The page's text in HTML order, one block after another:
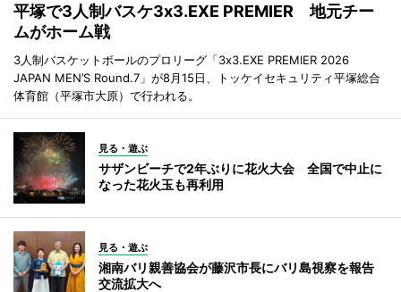
平塚で3人制バスケ3x3.EXE PREMIER 地元チー
ムがホーム戦
3人制バスケットボールのプロリーグ「3x3.EXE PREMIER 2026
JAPAN MEN’S Round.7」が8月15日、トッケイセキュリティ平塚総合
体育館（平塚市大原）で行われる。
見る・遊ぶ
サザンビーチで2年ぶりに花火大会 全国で中止に
なった花火玉も再利用
見る・遊ぶ
湘南バリ親善協会が藤沢市長にバリ島視察を報告
交流拡大へ